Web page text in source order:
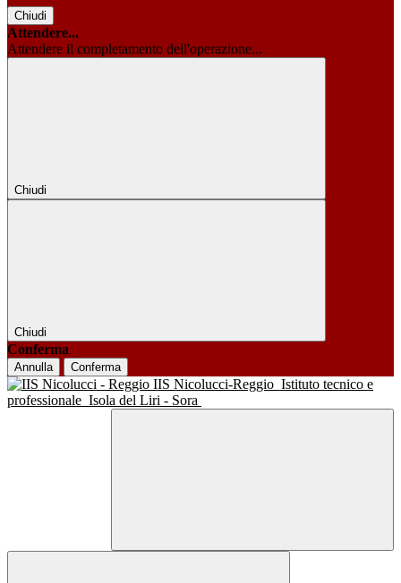
Chiudi
Attendere...
Attendere il completamento dell'operazione...
Chiudi
Chiudi
Conferma
Annulla Conferma
IIS Nicolucci-Reggio Istituto tecnico e
professionale Isola del Liri - Sora